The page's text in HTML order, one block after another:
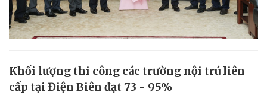
Khối lượng thi công các trường nội trú liên
cấp tại Điện Biên đạt 73 - 95%